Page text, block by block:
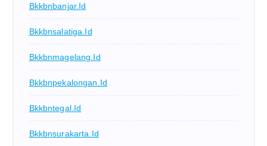
Bkkbnbanjar.id
Bkkbnsalatiga.id
Bkkbnmagelang.id
Bkkbnpekalongan.id
Bkkbntegal.id
Bkkbnsurakarta.id